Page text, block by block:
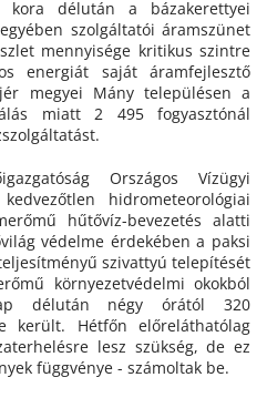
kora délután a bázakerettyei
szolgáltatói áramszünet
mennyisége kritikus szintre
energiát saját áramfejlesztő
megyei Mány településen a
miatt 2 495 fogyasztónál
Országos Vízügyi
hidrometeorológiai
hűtővíz-bevezetés alatti
védelme érdekében a paksi
szivattyú telepítését
környezetvédelmi okokból
délután négy órától 320
került. Hétfőn előreláthatólag
lesz szükség, de ez
függvénye - számoltak be.